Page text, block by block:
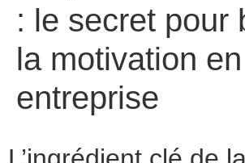
: le secret pour
la motivation en
entreprise